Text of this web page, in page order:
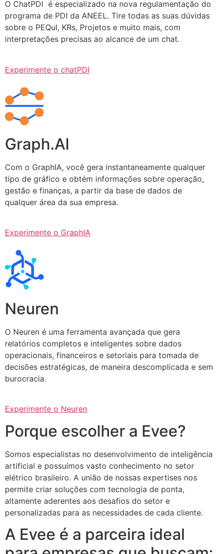
O ChatPDI é especializado na nova regulamentação do
programa de PDI da ANEEL. Tire todas as suas dúvidas
sobre o PEQuI, KRs, Projetos e muito mais, com
interpretações precisas ao alcance de um chat.
Experimente o chatPDI
Graph.AI
Com o GraphIA, você gera instantaneamente qualquer
tipo de gráfico e obtém informações sobre operação,
gestão e finanças, a partir da base de dados de
qualquer área da sua empresa.
Experimente o GraphIA
Neuren
O Neuren é uma ferramenta avançada que gera
relatórios completos e inteligentes sobre dados
operacionais, financeiros e setoriais para tomada de
decisões estratégicas, de maneira descomplicada e sem
burocracia.
Experimente o Neuren
Porque escolher a Evee?
Somos especialistas no desenvolvimento de inteligência
artificial e possuímos vasto conhecimento no setor
elétrico brasileiro. A união de nossas expertises nos
permite criar soluções com tecnologia de ponta,
altamente aderentes aos desafios do setor e
personalizadas para as necessidades de cada cliente.
A Evee é a parceira ideal